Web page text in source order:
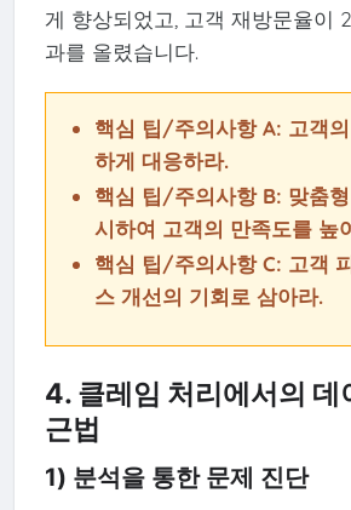
게 향상되었고, 고객 재방문율이
과를 올렸습니다.
핵심 팁/주의사항 A: 고객
하게 대응하라.
핵심 팁/주의사항 B: 맞춤
시하여 고객의 만족도를 높
핵심 팁/주의사항 C: 고객
스 개선의 기회로 삼아라.
4. 클레임 처리에서의 데
근법
1) 분석을 통한 문제 진단